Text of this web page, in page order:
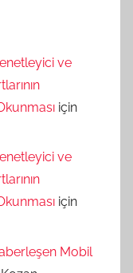
ve
için
ve
için
Mobil